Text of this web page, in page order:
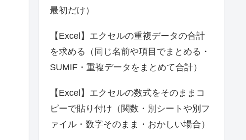
最初だけ）
【Excel】エクセルの重複データの合計
を求める（同じ名前や項目でまとめる・
SUMIF・重複データをまとめて合計）
【Excel】エクセルの数式をそのままコ
ピーで貼り付け（関数・別シートや別フ
ァイル・数字そのまま・おかしい場合）